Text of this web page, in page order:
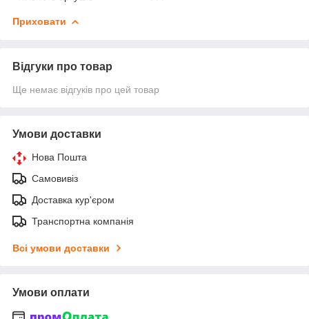
Приховати
Відгуки про товар
Ще немає відгуків про цей товар
Умови доставки
Нова Пошта
Самовивіз
Доставка кур'єром
Транспортна компанія
Всі умови доставки
Умови оплати